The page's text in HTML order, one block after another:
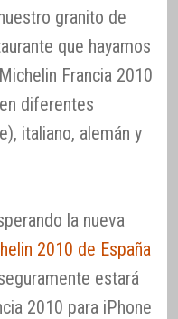
granito de
que hayamos
Francia 2010
diferentes
italiano, alemán y
la nueva
2010 de España
estará
2010 para iPhone